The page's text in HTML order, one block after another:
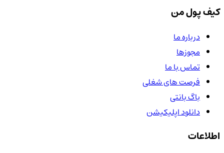
کیف پول من
درباره ما
مجوزها
تماس با ما
فرصت های شغلی
باگ بانتی
دانلود اپلیکیشن
اطلاعات